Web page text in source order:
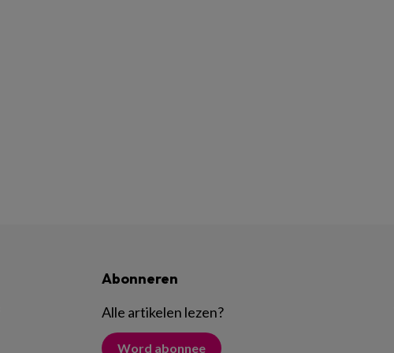
Abonneren
Alle artikelen lezen?
Word abonnee